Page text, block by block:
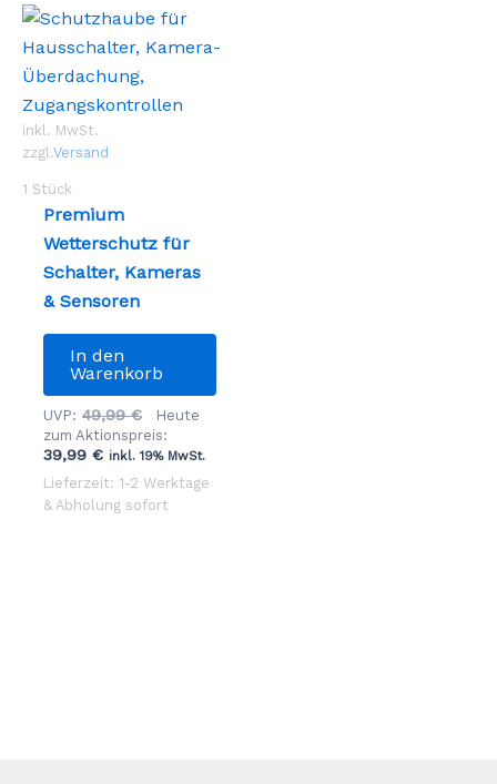
inkl. MwSt.
zzgl.Versand
1 Stück
Premium
Wetterschutz für
Schalter, Kameras
& Sensoren
In den
Warenkorb
UVP: 49,99€
Ursprünglicher
Preis
war:
49,99 €
Heute
zum Aktionspreis:
39,99€Aktueller
ist:
39,99 €.
inkl. 19% MwSt.
Lieferzeit: 1-2 Werktage
& Abholung sofort